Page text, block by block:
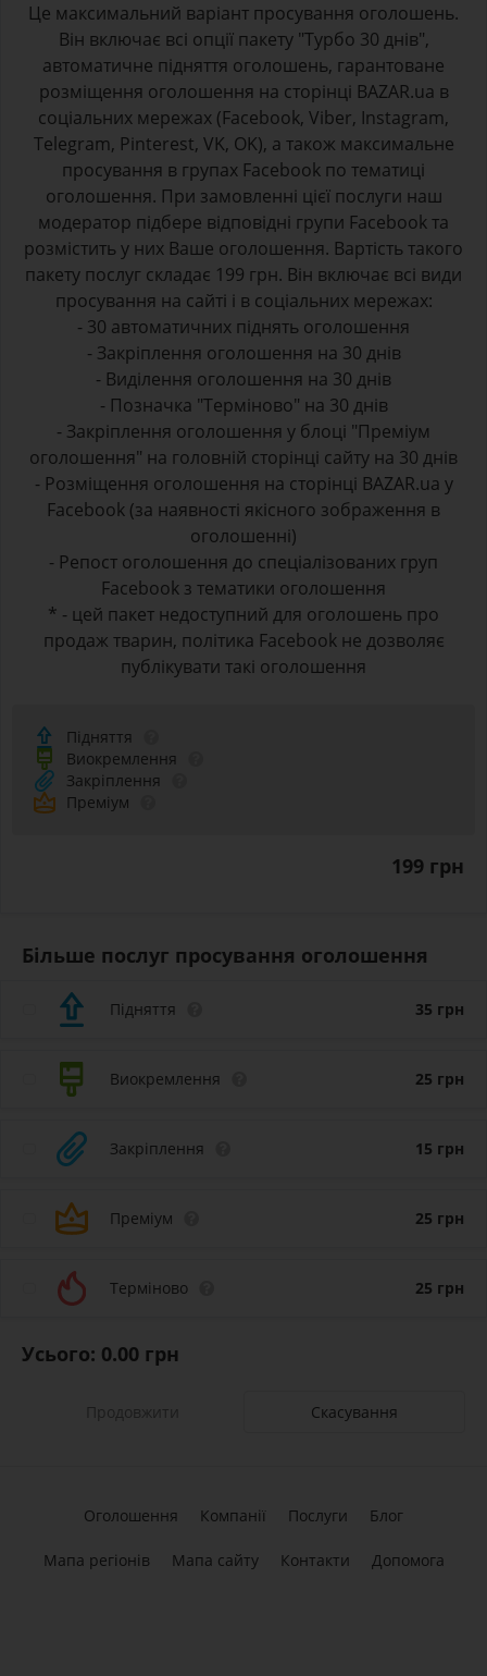
Це максимальний варіант просування оголошень.
Він включає всі опції пакету "Турбо 30 днів",
автоматичне підняття оголошень, гарантоване
розміщення оголошення на сторінці BAZAR.ua в
соціальних мережах (Facebook, Viber, Instagram,
Telegram, Pinterest, VK, OK), а також максимальне
просування в групах Facebook по тематиці
оголошення. При замовленні цієї послуги наш
модератор підбере відповідні групи Facebook та
розмістить у них Ваше оголошення. Вартість такого
пакету послуг складає 199 грн. Він включає всі види
просування на сайті і в соціальних мережах:
- 30 автоматичних піднять оголошення
- Закріплення оголошення на 30 днів
- Виділення оголошення на 30 днів
- Позначка "Терміново" на 30 днів
- Закріплення оголошення у блоці "Преміум
оголошення" на головній сторінці сайту на 30 днів
- Розміщення оголошення на сторінці BAZAR.ua у
Facebook (за наявності якісного зображення в
оголошенні)
- Репост оголошення до спеціалізованих груп
Facebook з тематики оголошення
* - цей пакет недоступний для оголошень про
продаж тварин, політика Facebook не дозволяє
публікувати такі оголошення
Підняття
Виокремлення
Закріплення
Преміум
199 грн
Більше послуг просування оголошення
Підняття 35 грн
Виокремлення 25 грн
Закріплення 15 грн
Преміум 25 грн
Терміново 25 грн
Усього: 0.00 грн
Скасування
Оголошення Компанії Послуги Блог
Мапа регіонів Мапа сайту Контакти Допомога